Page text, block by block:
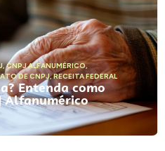
,CNPJ ALFANUMÉRICO,
DE CNPJ,RECEITA FEDERAL
Entenda como
Alfanumérico